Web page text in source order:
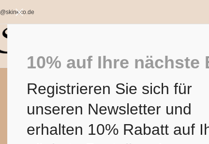
10% auf Ihre nächste
Registrieren Sie sich für
unseren Newsletter und
erhalten 10% Rabatt auf